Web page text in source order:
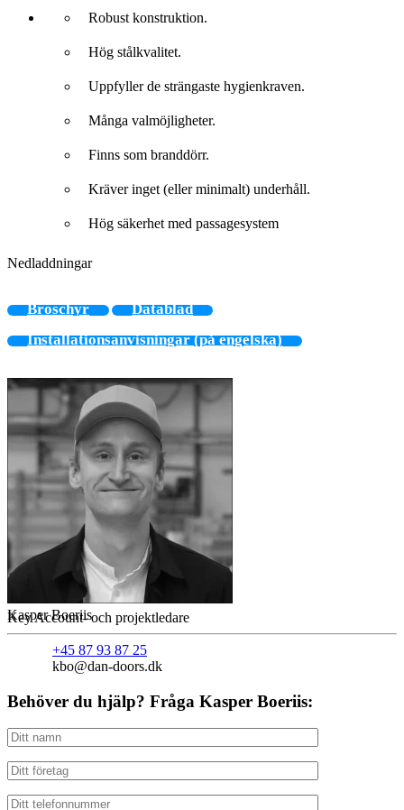
Robust konstruktion.
Hög stålkvalitet.
Uppfyller de strängaste hygienkraven.
Många valmöjligheter.
Finns som branddörr.
Kräver inget (eller minimalt) underhåll.
Hög säkerhet med passagesystem
Nedladdningar
Broschyr
Datablad
Installationsanvisningar (på engelska)
Kasper Boeriis
Key Account- och projektledare
+45 87 93 87 25
kbo@dan-doors.dk
Behöver du hjälp? Fråga Kasper Boeriis: